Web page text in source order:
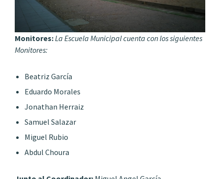
Monitores:La Escuela Municipal cuenta con los siguientes
Monitores:
Beatriz García
Eduardo Morales
Jonathan Herraiz
Samuel Salazar
Miguel Rubio
Abdul Choura